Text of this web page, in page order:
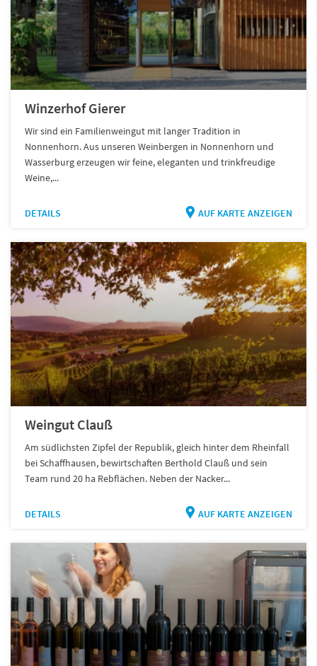
Winzerhof Gierer
Wir sind ein Familienweingut mit langer Tradition in
Nonnenhorn. Aus unseren Weinbergen in Nonnenhorn und
Wasserburg erzeugen wir feine, eleganten und trinkfreudige
Weine,...
DETAILS AUF KARTE ANZEIGEN
Weingut Clauß
Am südlichsten Zipfel der Republik, gleich hinter dem Rheinfall
bei Schaffhausen, bewirtschaften Berthold Clauß und sein
Team rund 20 ha Rebflächen. Neben der Nacker...
DETAILS AUF KARTE ANZEIGEN